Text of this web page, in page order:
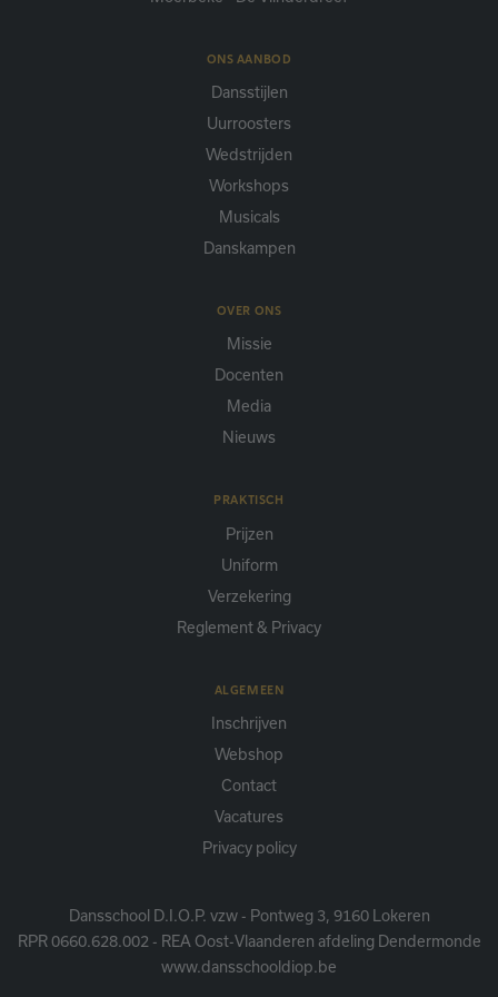
ONS AANBOD
Dansstijlen
Uurroosters
Wedstrijden
Workshops
Musicals
Danskampen
OVER ONS
Missie
Docenten
Media
Nieuws
PRAKTISCH
Prijzen
Uniform
Verzekering
Reglement & Privacy
ALGEMEEN
Inschrijven
Webshop
Contact
Vacatures
Privacy policy
Dansschool D.I.O.P. vzw - Pontweg 3, 9160 Lokeren
RPR 0660.628.002 - REA Oost-Vlaanderen afdeling Dendermonde
www.dansschooldiop.be